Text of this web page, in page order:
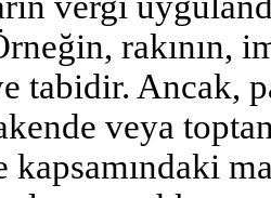
rakının,
tabidir. Ancak,
veya
kapsamındaki